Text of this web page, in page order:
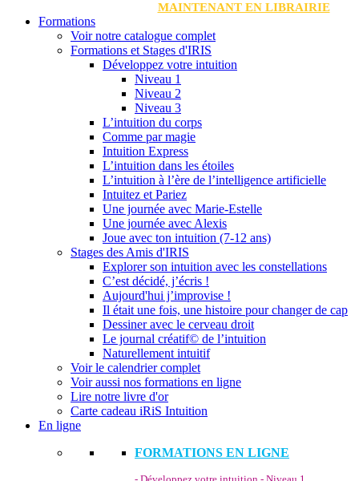
MAINTENANT EN LIBRAIRIE
Formations
Voir notre catalogue complet
Formations et Stages d'IRIS
Développez votre intuition
Niveau 1
Niveau 2
Niveau 3
L’intuition du corps
Comme par magie
Intuition Express
L’intuition dans les étoiles
L’intuition à l’ère de l’intelligence artificielle
Intuitez et Pariez
Une journée avec Marie-Estelle
Une journée avec Alexis
Joue avec ton intuition (7-12 ans)
Stages des Amis d'IRIS
Explorer son intuition avec les constellations
C’est décidé, j’écris !
Aujourd'hui j’improvise !
Il était une fois, une histoire pour changer de cap
Dessiner avec le cerveau droit
Le journal créatif© de l’intuition
Naturellement intuitif
Voir le calendrier complet
Voir aussi nos formations en ligne
Lire notre livre d'or
Carte cadeau iRiS Intuition
En ligne
FORMATIONS EN LIGNE